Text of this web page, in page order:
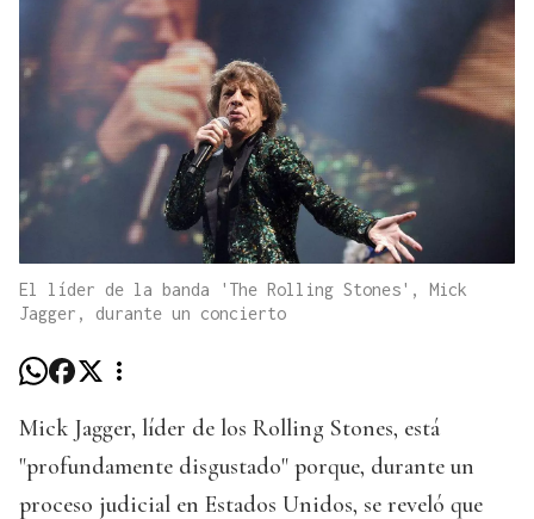
El líder de la banda 'The Rolling Stones', Mick
Jagger, durante un concierto
Mick Jagger, líder de los Rolling Stones, está
"profundamente disgustado" porque, durante un
proceso judicial en Estados Unidos, se reveló que